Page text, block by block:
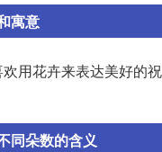
寓意
用花卉来表达美好的
同朵数的含义